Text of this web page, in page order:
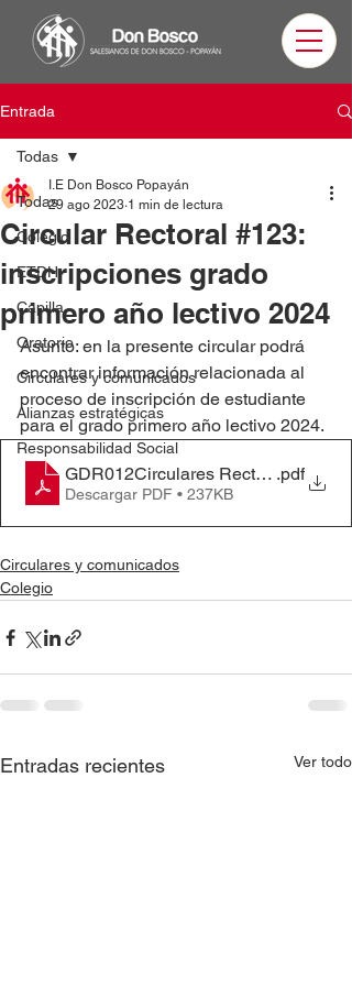
Entrada
Todas
Colegio
ETDH
Capilla
Oratorio
Circulares y comunicados
Alianzas estratégicas
Responsabilidad Social
Todas
Circular Rectoral #123:
inscripciones grado
primero año lectivo 2024
I.E Don Bosco Popayán
29 ago 2023 1 min de lectura
Asunto: en la presente circular podrá
encontrar información relacionada al
proceso de inscripción de estudiante
para el grado primero año lectivo 2024.
GDR012Circulares Rectoriales
.pdf
Descargar PDF • 237KB
Circulares y comunicados
Colegio
Entradas recientes Ver todo